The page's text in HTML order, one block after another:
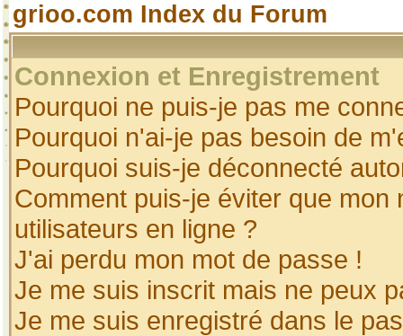
grioo.com Index du Forum
Connexion et Enregistrement
Pourquoi ne puis-je pas me
Pourquoi n'ai-je pas besoin de
Pourquoi suis-je déconnecté
Comment puis-je éviter que
utilisateurs en ligne ?
J'ai perdu mon mot de passe !
Je me suis inscrit mais ne peux
Je me suis enregistré dans le